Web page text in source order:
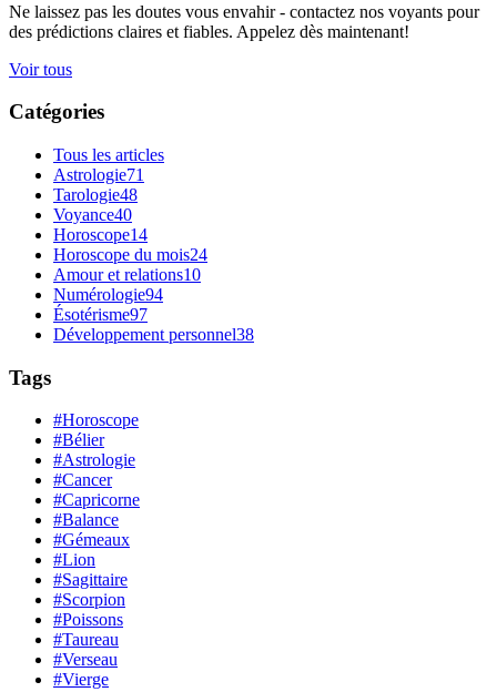
Ne laissez pas les doutes vous envahir - contactez nos voyants pour
des prédictions claires et fiables. Appelez dès maintenant!
Voir tous
Catégories
Tous les articles
Astrologie71
Tarologie48
Voyance40
Horoscope14
Horoscope du mois24
Amour et relations10
Numérologie94
Ésotérisme97
Développement personnel38
Tags
#Horoscope
#Bélier
#Astrologie
#Cancer
#Capricorne
#Balance
#Gémeaux
#Lion
#Sagittaire
#Scorpion
#Poissons
#Taureau
#Verseau
#Vierge